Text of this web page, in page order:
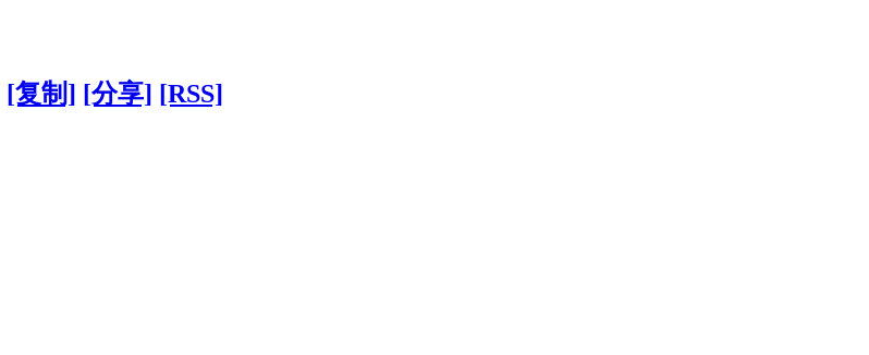
[复制] [分享] [RSS]